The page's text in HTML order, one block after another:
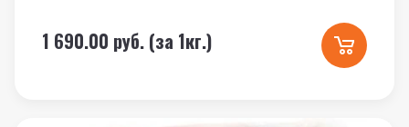
1 690.00 руб. (за 1кг.)